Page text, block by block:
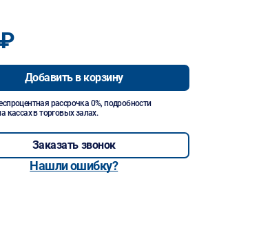
Добавить в корзину
рассрочка 0%, подробности
кассах в торговых залах.
Заказать звонок
Нашли ошибку?